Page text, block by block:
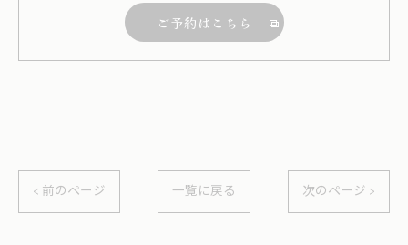
ご予約はこちら
< 前のページ 一覧に戻る 次のページ >